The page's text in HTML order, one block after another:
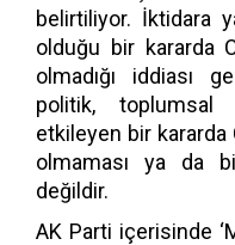
belirtiliyor. İktidara
olduğu bir kararda
olmadığı iddiası
politik, toplumsal
etkileyen bir kararda
olmaması ya da
değildir.
AK Parti içerisinde